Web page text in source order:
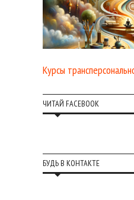
Курсы
ЧИТАЙ FACEBOOK
БУДЬ В КОНТАКТЕ